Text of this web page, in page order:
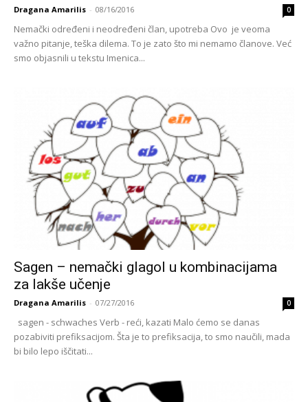
Dragana Amarilis - 08/16/2016 0
Nemački određeni i neodređeni član, upotreba Ovo je veoma
važno pitanje, teška dilema. To je zato što mi nemamo članove. Već
smo objasnili u tekstu Imenica...
Sagen – nemački glagol u kombinacijama
za lakše učenje
Dragana Amarilis - 07/27/2016 0
sagen - schwaches Verb - reći, kazati Malo ćemo se danas
pozabiviti prefiksacijom. Šta je to prefiksacija, to smo naučili, mada
bi bilo lepo iščitati...